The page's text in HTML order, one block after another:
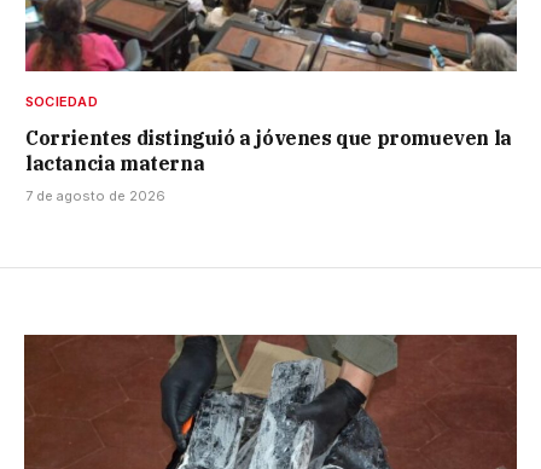
SOCIEDAD
Corrientes distinguió a jóvenes que promueven la
lactancia materna
7 de agosto de 2026